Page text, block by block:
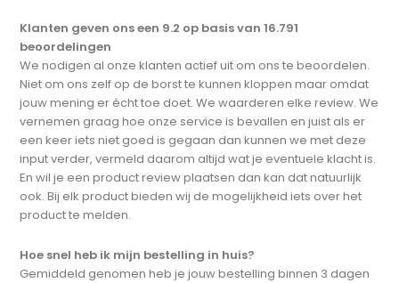
Klanten geven ons een 9.2 op basis van 16.791
beoordelingen
We nodigen al onze klanten actief uit om ons te beoordelen.
Niet om ons zelf op de borst te kunnen kloppen maar omdat
jouw mening er écht toe doet. We waarderen elke review. We
vernemen graag hoe onze service is bevallen en juist als er
een keer iets niet goed is gegaan dan kunnen we met deze
input verder, vermeld daarom altijd wat je eventuele klacht is.
En wil je een product review plaatsen dan kan dat natuurlijk
ook. Bij elk product bieden wij de mogelijkheid iets over het
product te melden.
Hoe snel heb ik mijn bestelling in huis?
Gemiddeld genomen heb je jouw bestelling binnen 3 dagen